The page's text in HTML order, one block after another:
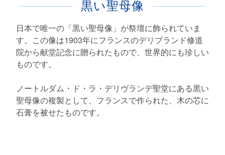
黒い聖母像
日本で唯一の「黒い聖母像」が祭壇に飾られていま
す。この像は1903年にフランスのデリブランド修道
院から献堂記念に贈られたもので、世界的にも珍しい
ものです。
ノートルダム・ド・ラ・デリヴランデ聖堂にある黒い
聖母像の複製として、フランスで作られた、木の芯に
石膏を被せたものです。